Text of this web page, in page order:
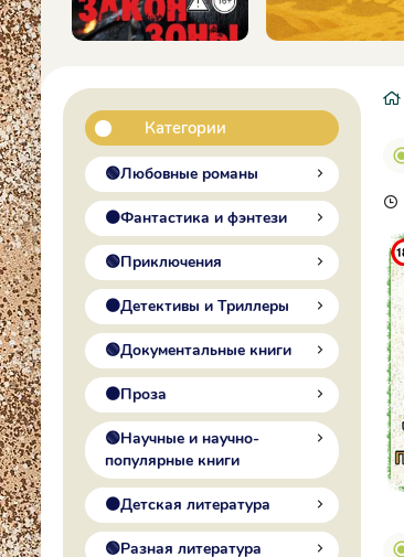
Категории
🟢Любовные романы
🟠Фантастика и фэнтези
🟢Приключения
🟠Детективы и Триллеры
🟢Документальные книги
🟠Проза
🟢Научные и научно-
популярные книги
🟠Детская литература
🟢Разная литература